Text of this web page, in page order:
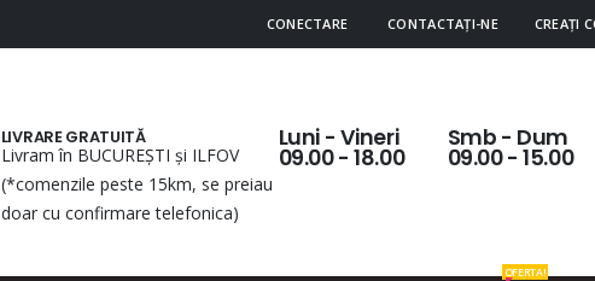
CONECTARE CONTACTAȚI-NE CREAȚI
LIVRARE GRATUITĂ
Livram în BUCUREȘTI și ILFOV
(*comenzile peste 15km, se preiau
doar cu confirmare telefonica)
Luni - Vineri
09.00 - 18.00
Smb - Dum
09.00 - 15.00
OFERTA!